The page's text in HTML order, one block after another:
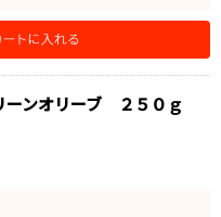
ーンオリーブ ２５０ｇ